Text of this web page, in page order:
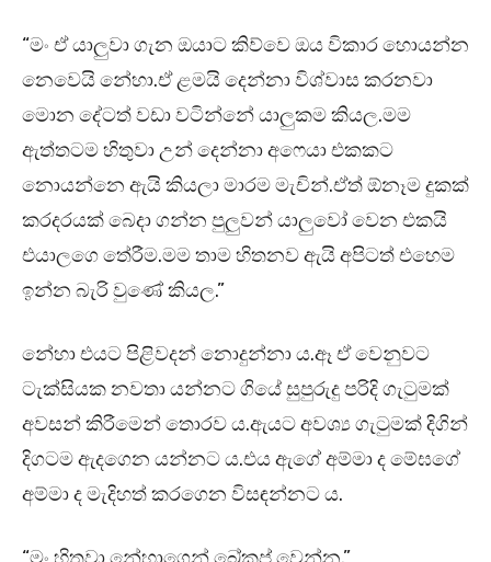
“මං ඒ යාලුවා ගැන ඔයාට කිව්වෙ ඔය විකාර හොයන්න
නෙවෙයි නේහා.ඒ ළමයි දෙන්නා විශ්වාස කරනවා
මොන දේටත් වඩා වටින්නේ යාලුකම කියල.මම
ඇත්තටම හිතුවා උන් දෙන්නා අෆෙයා එකකට
නොයන්නෙ ඇයි කියලා මාරම මැචින්.ඒත් ඕනෑම දුකක්
කරදරයක් බෙදා ගන්න පුලුවන් යාලුවෝ වෙන එකයි
එයාලගෙ තේරීම.මම තාම හිතනව ඇයි අපිටත් එහෙම
ඉන්න බැරි වුණේ කියල.”
නේහා එයට පිළිවදන් නොදුන්නා ය.ඈ ඒ වෙනුවට
ටැක්සියක නවතා යන්නට ගියේ සුපුරුදු පරිදි ගැටුමක්
අවසන් කිරීමෙන් තොරව ය.ඇයට අවශ්‍ය ගැටුමක් දිගින්
දිගටම ඇදගෙන යන්නට ය.එය ඇගේ අම්මා ද මේඝගේ
අම්මා ද මැදිහත් කරගෙන විසඳන්නට ය.